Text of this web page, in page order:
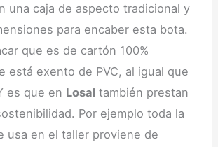
una caja de aspecto tradicional y
para encaber esta bota.
que es de cartón 100%
está exento de PVC, al igual que
es que en Losal también prestan
Por ejemplo toda la
usa en el taller proviene de